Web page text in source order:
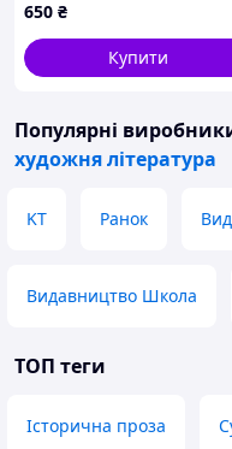
650 ₴
Купити
Популярні
художня література
KT Ранок
Видавництво Школа
ТОП теги
Історична проза